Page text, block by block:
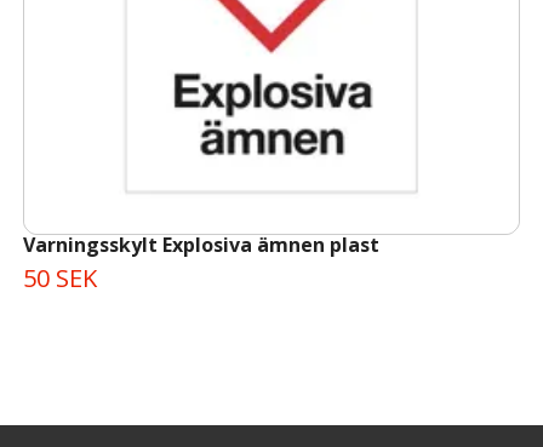
Varningsskylt Explosiva ämnen plast
50 SEK